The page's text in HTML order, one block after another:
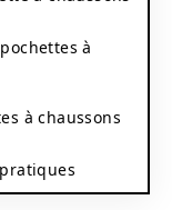
à
à chaussons